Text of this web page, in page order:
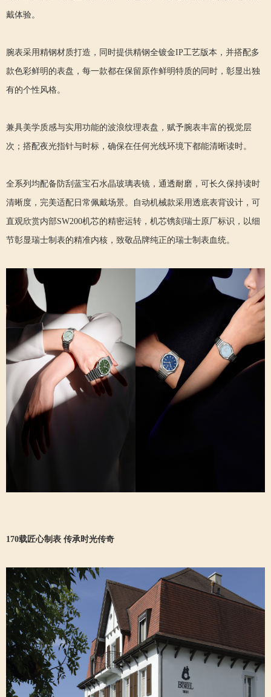
戴体验。
腕表采用精钢材质打造，同时提供精钢全镀金IP工艺版本，并搭配多
款色彩鲜明的表盘，每一款都在保留原作鲜明特质的同时，彰显出独
有的个性风格。
兼具美学质感与实用功能的波浪纹理表盘，赋予腕表丰富的视觉层
次；搭配夜光指针与时标，确保在任何光线环境下都能清晰读时。
全系列均配备防刮蓝宝石水晶玻璃表镜，通透耐磨，可长久保持读时
清晰度，完美适配日常佩戴场景。自动机械款采用透底表背设计，可
直观欣赏内部SW200机芯的精密运转，机芯镌刻瑞士原厂标识，以细
节彰显瑞士制表的精准内核，致敬品牌纯正的瑞士制表血统。
170载匠心制表 传承时光传奇